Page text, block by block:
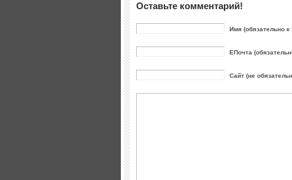
Оставьте комментарий!
Имя (обязательно
ЕПочта
Сайт (не